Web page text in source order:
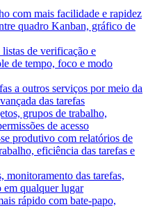
com mais facilidade e rapidez
quadro Kanban, gráfico de
de verificação e
de tempo, foco e modo
a outros serviços por meio da
das tarefas
grupos de trabalho,
de acesso
produtivo com relatórios de
eficiência das tarefas e
monitoramento das tarefas,
em qualquer lugar
rápido com bate-papo,